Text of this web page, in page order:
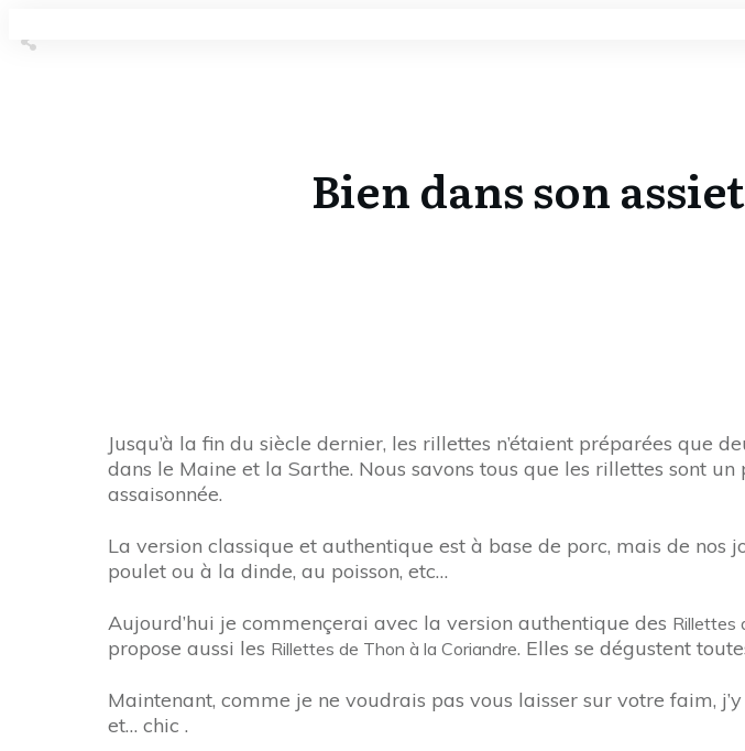
Bien dans son
Jusqu’à la fin du siècle dernier, les rillettes n’étaient préparées que
dans le Maine et la Sarthe. Nous savons tous que les rillettes sont
assaisonnée.
La version classique et authentique est à base de porc, mais de nos
poulet ou à la dinde, au poisson, etc…
Aujourd’hui je commençerai avec la version authentique des Rillettes
propose aussi les Rillettes de Thon à la Coriandre. Elles se dégustent
Maintenant, comme je ne voudrais pas vous laisser sur votre faim,
et… chic .